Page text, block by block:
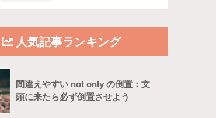
人気記事ランキング
間違えやすい not only の倒置：文
頭に来たら必ず倒置させよう